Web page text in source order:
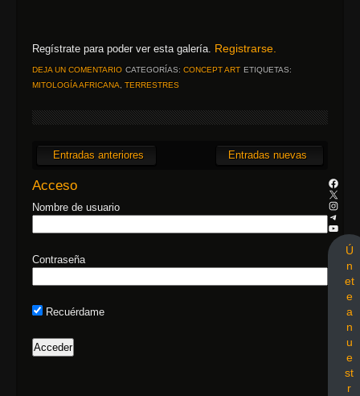
Regístrate para poder ver esta galería. Registrarse.
DEJA UN COMENTARIO CATEGORÍAS: CONCEPT ART ETIQUETAS:
MITOLOGÍA AFRICANA
TERRESTRES
Entradas anteriores Entradas nuevas
Acceso
Nombre de usuario
Contraseña
Recuérdame
Ú
n
et
e
a
n
u
e
st
r